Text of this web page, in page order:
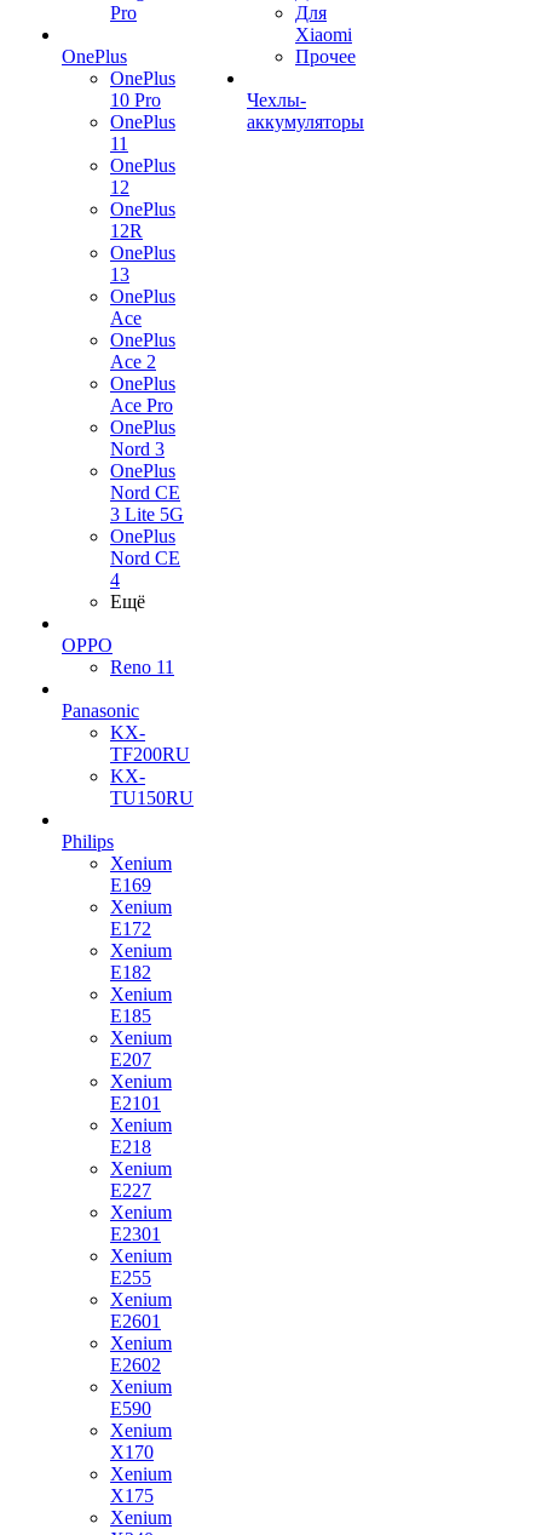
Pro
OnePlus
OnePlus
10 Pro
OnePlus
11
OnePlus
12
OnePlus
12R
OnePlus
13
OnePlus
Ace
OnePlus
Ace 2
OnePlus
Ace Pro
OnePlus
Nord 3
OnePlus
Nord CE
3 Lite 5G
OnePlus
Nord CE
4
Ещё
OPPO
Reno 11
Panasonic
KX-
TF200RU
KX-
TU150RU
Philips
Xenium
E169
Xenium
E172
Xenium
E182
Xenium
E185
Xenium
E207
Xenium
E2101
Xenium
E218
Xenium
E227
Xenium
E2301
Xenium
E255
Xenium
E2601
Xenium
E2602
Xenium
E590
Xenium
X170
Xenium
X175
Xenium
Для
Xiaomi
Прочее
Чехлы-
аккумуляторы